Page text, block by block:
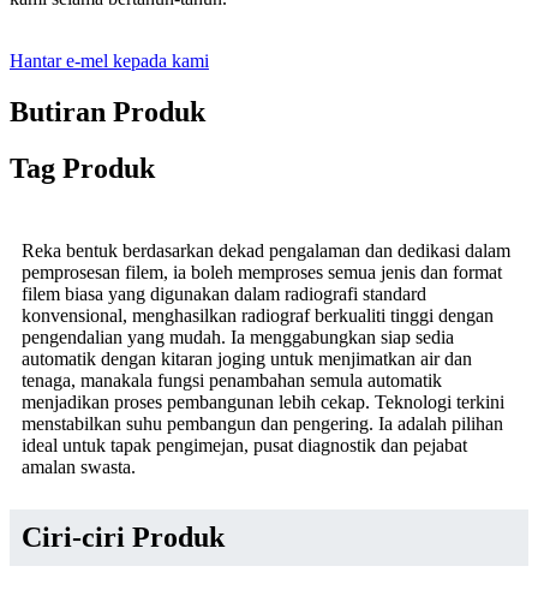
Hantar e-mel kepada kami
Butiran Produk
Tag Produk
Reka bentuk berdasarkan dekad pengalaman dan dedikasi dalam
pemprosesan filem, ia boleh memproses semua jenis dan format
filem biasa yang digunakan dalam radiografi standard
konvensional, menghasilkan radiograf berkualiti tinggi dengan
pengendalian yang mudah. Ia menggabungkan siap sedia
automatik dengan kitaran joging untuk menjimatkan air dan
tenaga, manakala fungsi penambahan semula automatik
menjadikan proses pembangunan lebih cekap. Teknologi terkini
menstabilkan suhu pembangun dan pengering. Ia adalah pilihan
ideal untuk tapak pengimejan, pusat diagnostik dan pejabat
amalan swasta.
Ciri-ciri Produk